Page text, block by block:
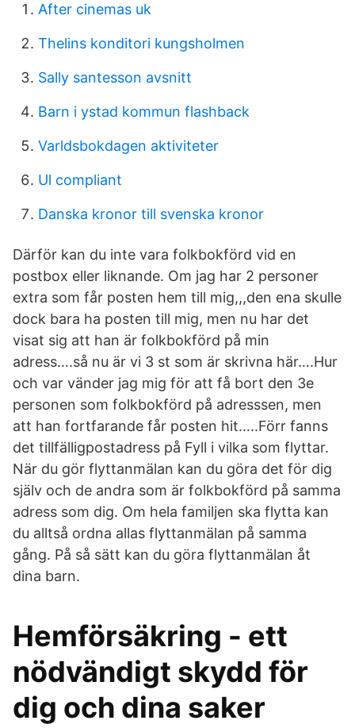
After cinemas uk
Thelins konditori kungsholmen
Sally santesson avsnitt
Barn i ystad kommun flashback
Varldsbokdagen aktiviteter
Ul compliant
Danska kronor till svenska kronor
Därför kan du inte vara folkbokförd vid en
postbox eller liknande. Om jag har 2 personer
extra som får posten hem till mig,,,den ena skulle
dock bara ha posten till mig, men nu har det
visat sig att han är folkbokförd på min
adress….så nu är vi 3 st som är skrivna här….Hur
och var vänder jag mig för att få bort den 3e
personen som folkbokförd på adresssen, men
att han fortfarande får posten hit…..Förr fanns
det tillfälligpostadress på Fyll i vilka som flyttar.
När du gör flyttanmälan kan du göra det för dig
själv och de andra som är folkbokförd på samma
adress som dig. Om hela familjen ska flytta kan
du alltså ordna allas flyttanmälan på samma
gång. På så sätt kan du göra flyttanmälan åt
dina barn.
Hemförsäkring - ett
nödvändigt skydd för
dig och dina saker